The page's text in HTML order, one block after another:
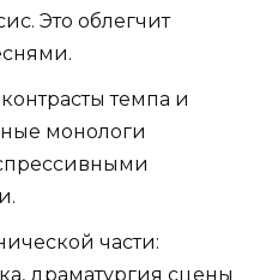
Это облегчит
темпа и
монологи
части:
драматургия сцены